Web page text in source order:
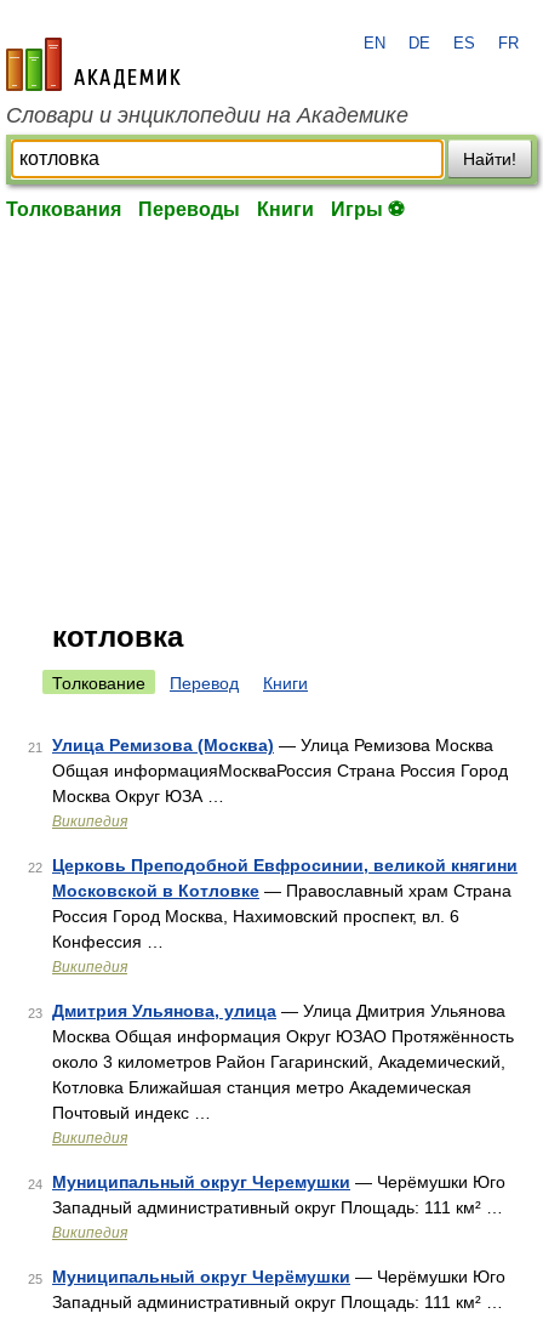
academic.ru
EN DE ES FR
Словари и энциклопедии на Академике
Найти!
Толкования Переводы Книги Игры ⚽
котловка
Толкование Перевод Книги
21 Улица Ремизова (Москва) — Улица Ремизова Москва
Общая информацияМоскваРоссия Страна Россия Город
Москва Округ ЮЗА …
Википедия
22
Церковь Преподобной Евфросинии, великой княгини
Московской в Котловке — Православный храм Страна
Россия Город Москва, Нахимовский проспект, вл. 6
Конфессия …
Википедия
23 Дмитрия Ульянова, улица — Улица Дмитрия Ульянова
Москва Общая информация Округ ЮЗАО Протяжённость
около 3 километров Район Гагаринский, Академический,
Котловка Ближайшая станция метро Академическая
Почтовый индекс …
Википедия
24 Муниципальный округ Черемушки — Черёмушки Юго
Западный административный округ Площадь: 111 км² …
Википедия
25 Муниципальный округ Черёмушки — Черёмушки Юго
Западный административный округ Площадь: 111 км² …